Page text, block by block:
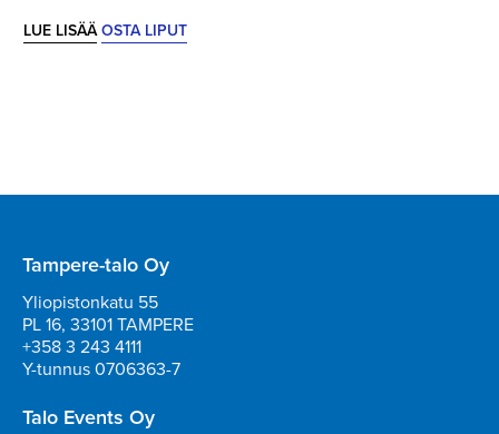
LUE LISÄÄOSTA LIPUT
Tampere-talo Oy
Yliopistonkatu 55
PL 16, 33101 TAMPERE
+358 3 243 4111
Y-tunnus 0706363-7
Talo Events Oy